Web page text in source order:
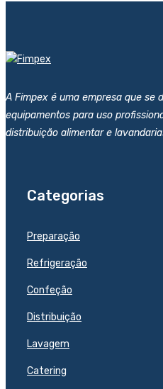
A Fimpex é uma empresa que se
equipamentos para uso
distribuição alimentar e
Categorias
Preparação
Refrigeração
Confeção
Distribuição
Lavagem
Catering